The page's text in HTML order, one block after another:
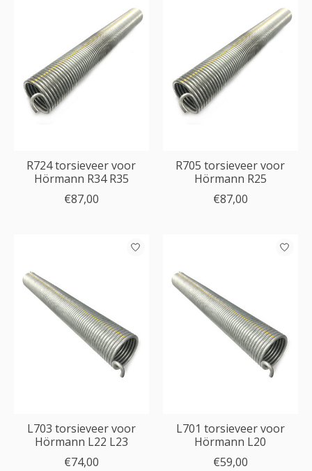
R724 torsieveer voor
Hörmann R34 R35
€87,00
R705 torsieveer voor
Hörmann R25
€87,00
L703 torsieveer voor
Hörmann L22 L23
€74,00
L701 torsieveer voor
Hörmann L20
€59,00